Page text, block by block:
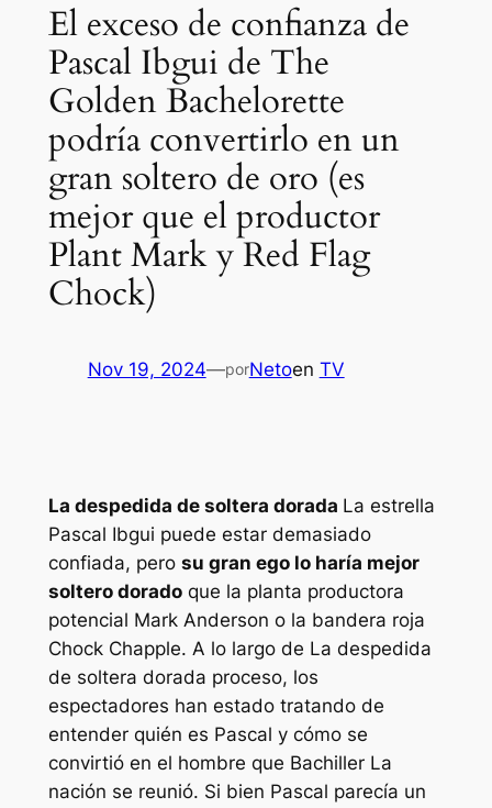
El exceso de confianza de
Pascal Ibgui de The
Golden Bachelorette
podría convertirlo en un
gran soltero de oro (es
mejor que el productor
Plant Mark y Red Flag
Chock)
Nov 19, 2024—porNetoen TV
La despedida de soltera dorada La estrella
Pascal Ibgui puede estar demasiado
confiada, pero su gran ego lo haría mejor
soltero dorado que la planta productora
potencial Mark Anderson o la bandera roja
Chock Chapple. A lo largo de La despedida
de soltera dorada proceso, los
espectadores han estado tratando de
entender quién es Pascal y cómo se
convirtió en el hombre que Bachiller La
nación se reunió. Si bien Pascal parecía un